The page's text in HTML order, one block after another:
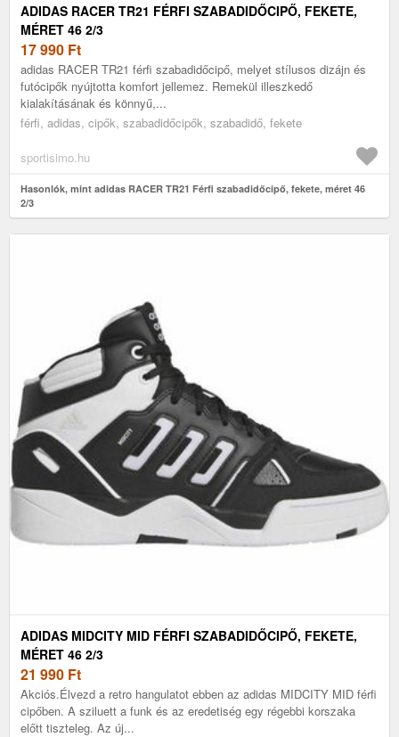
ADIDAS RACER TR21 FÉRFI SZABADIDŐCIPŐ, FEKETE,
MÉRET 46 2/3
17 990 Ft
adidas RACER TR21 férfi szabadidőcipő, melyet stílusos dizájn és
futócipők nyújtotta komfort jellemez. Remekül illeszkedő
kialakításának és könnyű,...
férfi, adidas, cipők, szabadidőcipők, szabadidő, fekete
sportisimo.hu
Hasonlók, mint adidas RACER TR21 Férfi szabadidőcipő, fekete, méret 46
2/3
ADIDAS MIDCITY MID FÉRFI SZABADIDŐCIPŐ, FEKETE,
MÉRET 46 2/3
21 990 Ft
Akciós.Élvezd a retro hangulatot ebben az adidas MIDCITY MID férfi
cipőben. A sziluett a funk és az eredetiség egy régebbi korszaka
előtt tiszteleg. Az új...